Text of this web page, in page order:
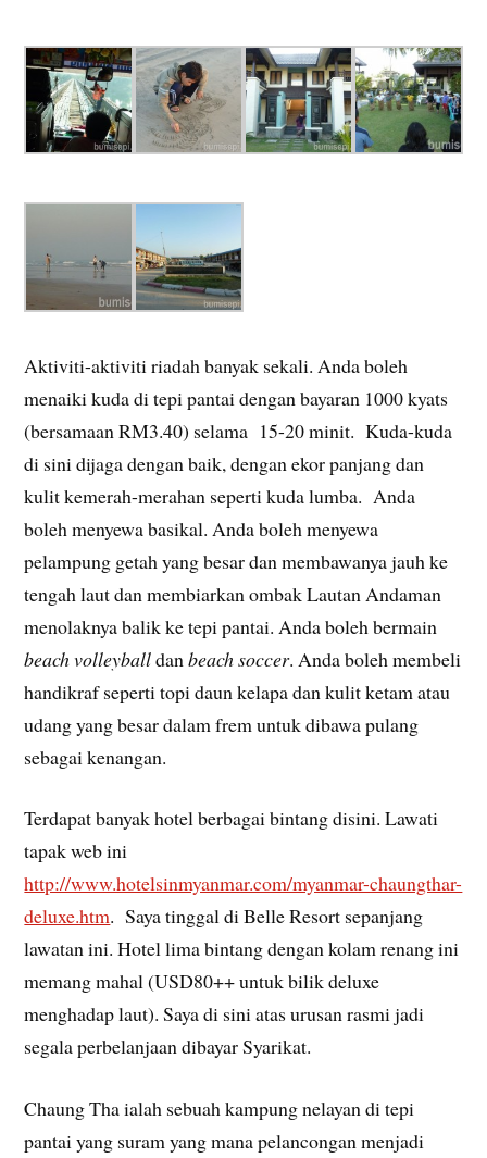
Aktiviti-aktiviti riadah banyak sekali. Anda boleh
menaiki kuda di tepi pantai dengan bayaran 1000 kyats
(bersamaan RM3.40) selama 15-20 minit. Kuda-kuda
di sini dijaga dengan baik, dengan ekor panjang dan
kulit kemerah-merahan seperti kuda lumba. Anda
boleh menyewa basikal. Anda boleh menyewa
pelampung getah yang besar dan membawanya jauh ke
tengah laut dan membiarkan ombak Lautan Andaman
menolaknya balik ke tepi pantai. Anda boleh bermain
beach volleyballdanbeach soccer. Anda boleh membeli
handikraf seperti topi daun kelapa dan kulit ketam atau
udang yang besar dalam frem untuk dibawa pulang
sebagai kenangan.
Terdapat banyak hotel berbagai bintang disini. Lawati
tapak web ini
http://www.hotelsinmyanmar.com/myanmar-chaungthar-
deluxe.htm. Saya tinggal di Belle Resort sepanjang
lawatan ini. Hotel lima bintang dengan kolam renang ini
memang mahal (USD80++ untuk bilik deluxe
menghadap laut). Saya di sini atas urusan rasmi jadi
segala perbelanjaan dibayar Syarikat.
Chaung Tha ialah sebuah kampung nelayan di tepi
pantai yang suram yang mana pelancongan menjadi